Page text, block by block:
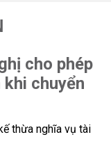
cho phép
chuyển